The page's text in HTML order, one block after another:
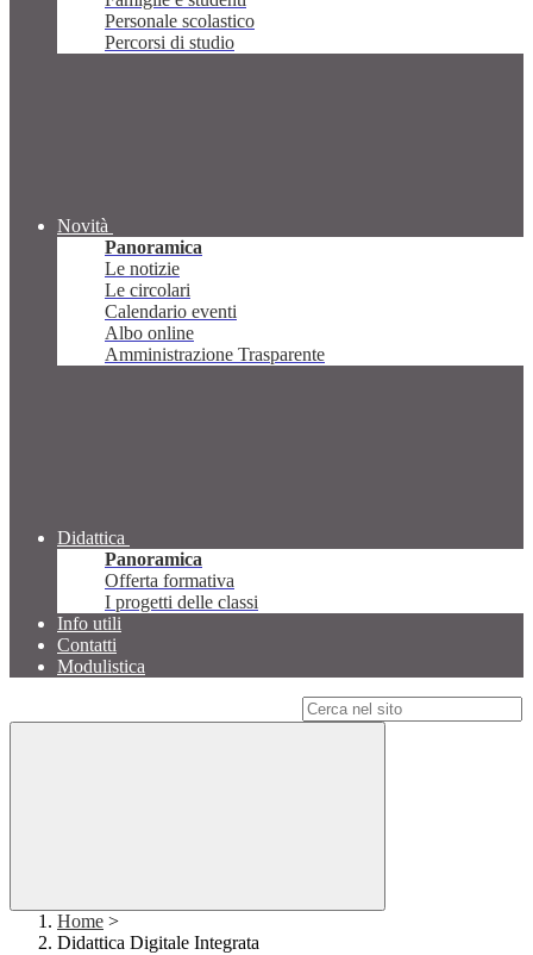
Personale scolastico
Percorsi di studio
Novità
Panoramica
Le notizie
Le circolari
Calendario eventi
Albo online
Amministrazione Trasparente
Didattica
Panoramica
Offerta formativa
I progetti delle classi
Info utili
Contatti
Modulistica
Home >
Didattica Digitale Integrata